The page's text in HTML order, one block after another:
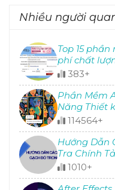
Nhiều người
Top 15
phí chất
383+
Phần Mềm
Năng Thiết
114564+
Hướng Dẫn
Tra Chính
1010+